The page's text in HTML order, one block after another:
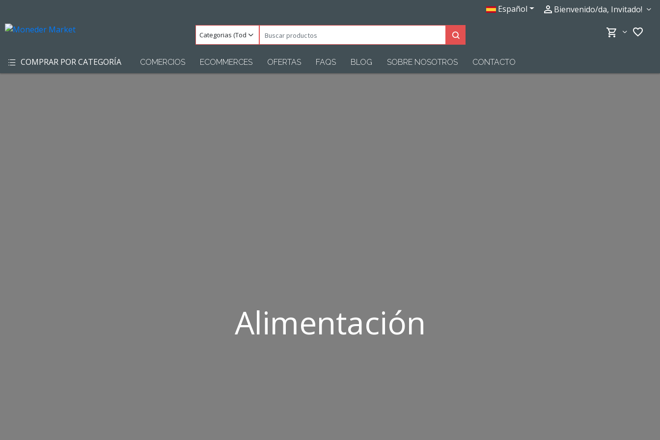
Español perm_identity Bienvenido/da, Invitado!
Categorias
(Todas)
productos
Buscar productos shopping_cart favorite_border
COMPRAR POR CATEGORÍA COMERCIOS ECOMMERCES OFERTAS FAQS BLOG SOBRE NOSOTROS CONTACTO
Alimentación